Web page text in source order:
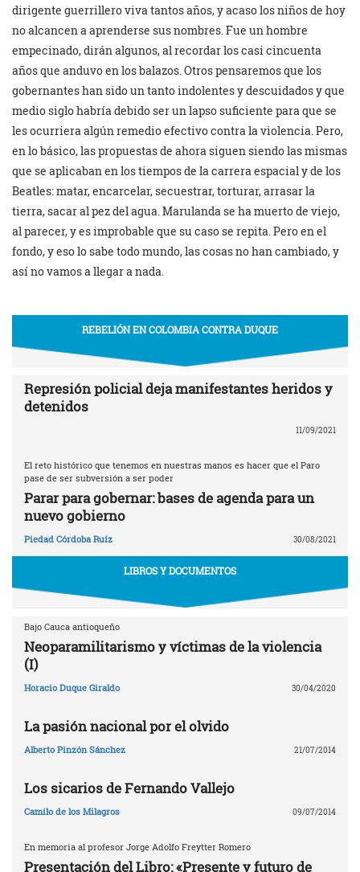
dirigente guerrillero viva tantos años, y acaso los niños de hoy
no alcancen a aprenderse sus nombres. Fue un hombre
empecinado, dirán algunos, al recordar los casi cincuenta
años que anduvo en los balazos. Otros pensaremos que los
gobernantes han sido un tanto indolentes y descuidados y que
medio siglo habría debido ser un lapso suficiente para que se
les ocurriera algún remedio efectivo contra la violencia. Pero,
en lo básico, las propuestas de ahora siguen siendo las mismas
que se aplicaban en los tiempos de la carrera espacial y de los
Beatles: matar, encarcelar, secuestrar, torturar, arrasar la
tierra, sacar al pez del agua. Marulanda se ha muerto de viejo,
al parecer, y es improbable que su caso se repita. Pero en el
fondo, y eso lo sabe todo mundo, las cosas no han cambiado, y
así no vamos a llegar a nada.
REBELIÓN EN COLOMBIA CONTRA DUQUE
Represión policial deja manifestantes heridos y
detenidos
11/09/2021
El reto histórico que tenemos en nuestras manos es hacer que el Paro
pase de ser subversión a ser poder
Parar para gobernar: bases de agenda para un
nuevo gobierno
Piedad Córdoba Ruíz 30/08/2021
LIBROS Y DOCUMENTOS
Bajo Cauca antioqueño
Neoparamilitarismo y víctimas de la violencia
(I)
Horacio Duque Giraldo 30/04/2020
La pasión nacional por el olvido
Alberto Pinzón Sánchez 21/07/2014
Los sicarios de Fernando Vallejo
Camilo de los Milagros 09/07/2014
En memoria al profesor Jorge Adolfo Freytter Romero
Presentación del Libro: «Presente y futuro de